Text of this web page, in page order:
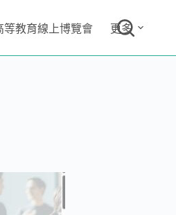
等教育線上博覽會 更多